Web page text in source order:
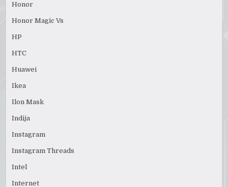
Honor
Honor Magic Vs
HP
HTC
Huawei
Ikea
Ilon Mask
Indija
Instagram
Instagram Threads
Intel
Internet